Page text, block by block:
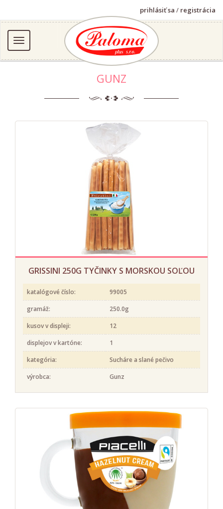
prihlásiť sa / registrácia
GUNZ
GRISSINI 250G TYČINKY S MORSKOU SOĽOU
katalógové číslo:
99005
gramáž:
250.0g
kusov v displeji:
12
displejov v kartóne:
1
kategória:
Sucháre a slané pečivo
výrobca:
Gunz